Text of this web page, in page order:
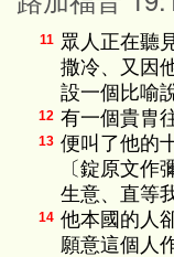
11 眾人正在聽
撒冷、又因
設一個比喻說
12 有一個貴胄
13 便叫了他的
〔錠原文作
生意、直等
14 他本國的人
願意這個人